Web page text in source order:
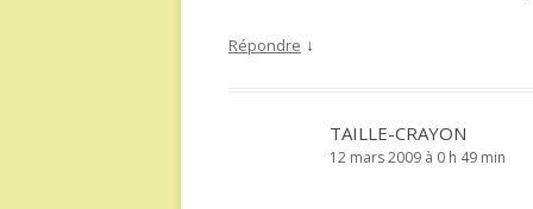
Répondre ↓
TAILLE-CRAYON
12 mars 2009 à 0 h 49 min